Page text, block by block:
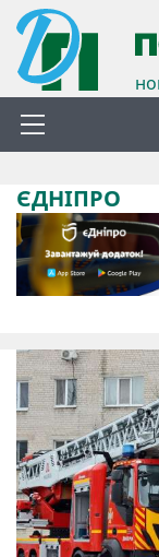
ЄДНІПРО